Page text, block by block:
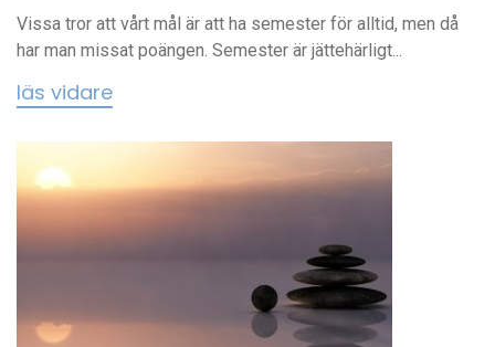
Vissa tror att vårt mål är att ha semester för alltid, men då
har man missat poängen. Semester är jättehärligt...
läs vidare